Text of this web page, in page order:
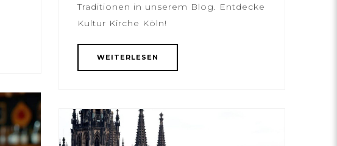
Traditionen in unserem Blog. Entdecke
Kultur Kirche Köln!
WEITERLESEN